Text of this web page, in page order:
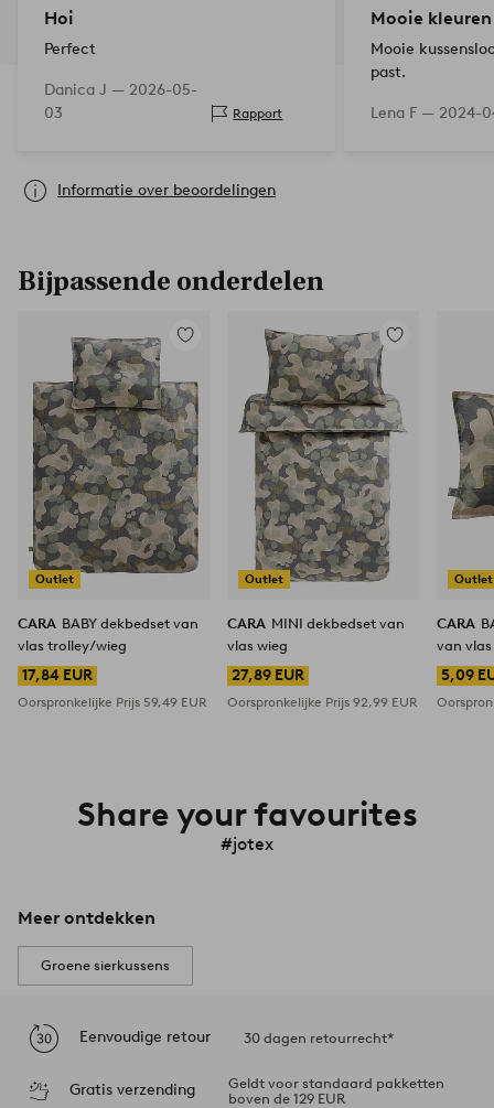
Hoi
Perfect
Danica J — 2026-05-
03
Rapport
Mooie kleuren
Mooie
past.
Lena F — 2024-
Informatie over beoordelingen
Bijpassende onderdelen
Outlet
Toevoegen
CARA BABY dekbedset van
vlas trolley/wieg
17,84 EUR
Oorspronkelijke Prijs 59,49 EUR
Outlet
Toevoegen
aan
favorieten
CARA MINI dekbedset van
vlas wieg
27,89 EUR
Oorspronkelijke Prijs92,99 EUR
Outlet
CARA
van
5,09
Share your favourites
#jotex
Meer ontdekken
Groene sierkussens
Eenvoudige retour 30 dagen retourrecht*
Gratis verzending
Geldt voor standaard pakketten
boven de 129 EUR